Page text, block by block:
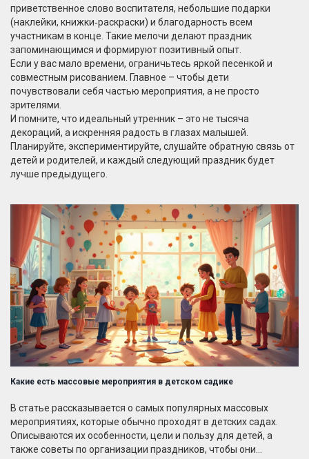
приветственное слово воспитателя, небольшие подарки
(наклейки, книжки‑раскраски) и благодарность всем
участникам в конце. Такие мелочи делают праздник
запоминающимся и формируют позитивный опыт.
Если у вас мало времени, ограничьтесь яркой песенкой и
совместным рисованием. Главное – чтобы дети
почувствовали себя частью мероприятия, а не просто
зрителями.
И помните, что идеальный утренник – это не тысяча
декораций, а искренняя радость в глазах малышей.
Планируйте, экспериментируйте, слушайте обратную связь от
детей и родителей, и каждый следующий праздник будет
лучше предыдущего.
Какие есть массовые мероприятия в детском садике
В статье рассказывается о самых популярных массовых
мероприятиях, которые обычно проходят в детских садах.
Описываются их особенности, цели и пользу для детей, а
также советы по организации праздников, чтобы они